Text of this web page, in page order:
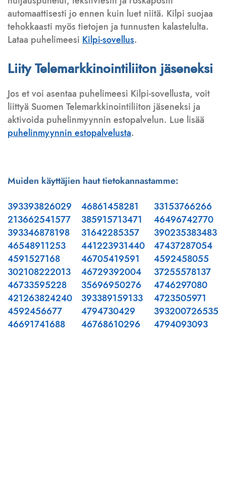
automaattisesti jo ennen kuin luet niitä. Kilpi suojaa
tehokkaasti myös tietojen ja tunnusten kalastelulta.
Lataa puhelimeesi Kilpi-sovellus.
Liity Telemarkkinointiliiton jäseneksi
Jos et voi asentaa puhelimeesi Kilpi-sovellusta, voit
liittyä Suomen Telemarkkinointiliiton jäseneksi ja
aktivoida puhelinmyynnin estopalvelun. Lue lisää
puhelinmyynnin estopalvelusta.
Muiden käyttäjien haut tietokannastamme:
393393826029
213662541577
393346878198
46548911253
4591527168
302108222013
46733595228
421263824240
4592456677
46691741688
46861458281
385915713471
31642285357
441223931440
46705419591
46729392004
35696950276
393389159133
4794730429
46768610296
33153766266
46496742770
390235383483
47437287054
4592458055
37255578137
4746297080
4723505971
393200726535
4794093093